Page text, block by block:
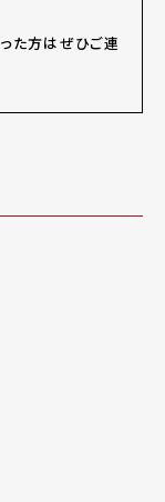
た方はぜひご連